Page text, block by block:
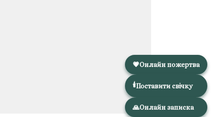
💗Онлайн пожертва
🕯️Поставити свічку
🙏Онлайн записка